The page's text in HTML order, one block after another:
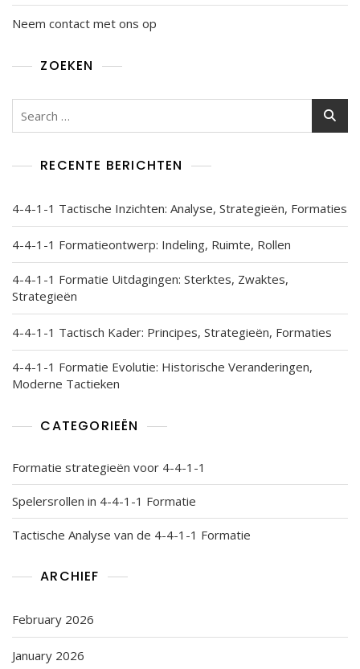
Neem contact met ons op
ZOEKEN
RECENTE BERICHTEN
4-4-1-1 Tactische Inzichten: Analyse, Strategieën, Formaties
4-4-1-1 Formatieontwerp: Indeling, Ruimte, Rollen
4-4-1-1 Formatie Uitdagingen: Sterktes, Zwaktes,
Strategieën
4-4-1-1 Tactisch Kader: Principes, Strategieën, Formaties
4-4-1-1 Formatie Evolutie: Historische Veranderingen,
Moderne Tactieken
CATEGORIEËN
Formatie strategieën voor 4-4-1-1
Spelersrollen in 4-4-1-1 Formatie
Tactische Analyse van de 4-4-1-1 Formatie
ARCHIEF
February 2026
January 2026